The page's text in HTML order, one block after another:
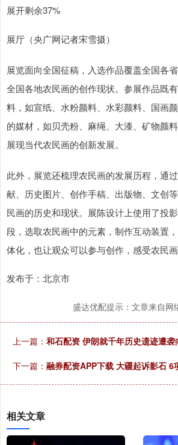
展开剩余37%
展厅（央广网记者宋雪摄）
展览面向全国征稿，入选作品覆盖全国各
全国各地农民画的创作现状。参展作品既
料，如宣纸、水粉颜料、水彩颜料、国画
的媒材，如贝壳粉、麻绳、大漆、矿物颜
展现当代农民画的创新发展。
此外，展览还梳理农民画的发展历程，通
献、历史图片、创作手稿、出版物、文创
民画的历史和现状。展陈设计上使用了投
段，选取农民画中的元素，制作互动装置
体化，也让观众可以参与创作，感受农民画
发布于：北京市
盛达优配提示：文章来自网
上一篇： 和石配资 伊朗就千年历史遗迹遭
下一篇： 融券配资APP下载 大疆起诉影石 6
相关文章